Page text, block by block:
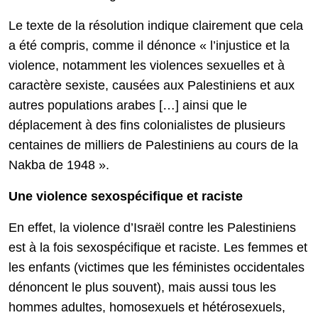
Le texte de la résolution indique clairement que cela
a été compris, comme il dénonce « l’injustice et la
violence, notamment les violences sexuelles et à
caractère sexiste, causées aux Palestiniens et aux
autres populations arabes […] ainsi que le
déplacement à des fins colonialistes de plusieurs
centaines de milliers de Palestiniens au cours de la
Nakba de 1948 ».
Une violence sexospécifique et raciste
En effet, la violence d’Israël contre les Palestiniens
est à la fois sexospécifique et raciste. Les femmes et
les enfants (victimes que les féministes occidentales
dénoncent le plus souvent), mais aussi tous les
hommes adultes, homosexuels et hétérosexuels,